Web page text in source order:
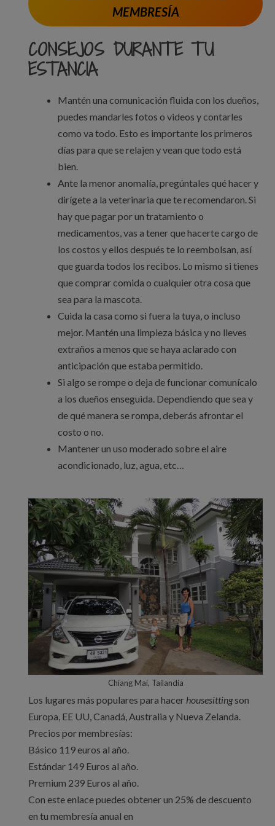
MEMBRESÍA
CONSEJOS DURANTE TU
ESTANCIA
Mantén una comunicación fluida con los dueños,
puedes mandarles fotos o videos y contarles
como va todo. Esto es importante los primeros
días para que se relajen y vean que todo está
bien.
Ante la menor anomalía, pregúntales qué hacer y
dirígete a la veterinaria que te recomendaron. Si
hay que pagar por un tratamiento o
medicamentos, vas a tener que hacerte cargo de
los costos y ellos después te lo reembolsan, así
que guarda todos los recibos. Lo mismo si tienes
que comprar comida o cualquier otra cosa que
sea para la mascota.
Cuida la casa como si fuera la tuya, o incluso
mejor. Mantén una limpieza básica y no lleves
extraños a menos que se haya aclarado con
anticipación que estaba permitido.
Si algo se rompe o deja de funcionar comunícalo
a los dueños enseguida. Dependiendo que sea y
de qué manera se rompa, deberás afrontar el
costo o no.
Mantener un uso moderado sobre el aire
acondicionado, luz, agua, etc…
Chiang Mai, Tailandia
Los lugares más populares para hacer housesittingson
Europa, EE UU, Canadá, Australia y Nueva Zelanda.
Precios por membresías:
Básico 119 euros al año.
Estándar 149 Euros al año.
Premium 239 Euros al año.
Con este enlace puedes obtener un 25% de descuento
en tu membresía anual en